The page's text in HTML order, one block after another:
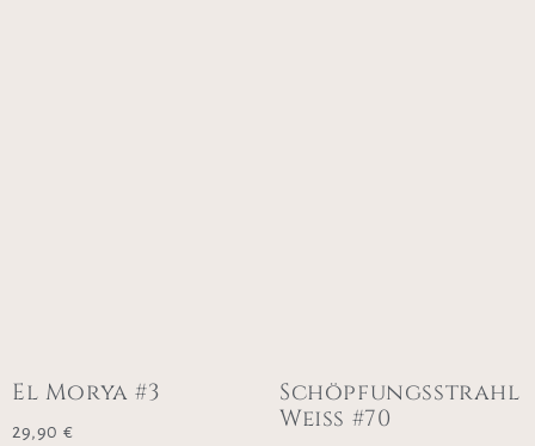
El Morya #3
29,90 €
Schöpfungsstrahl
Weiss #70